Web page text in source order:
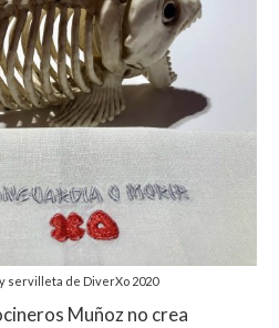
servilleta de DiverXo 2020
Muñoz no crea